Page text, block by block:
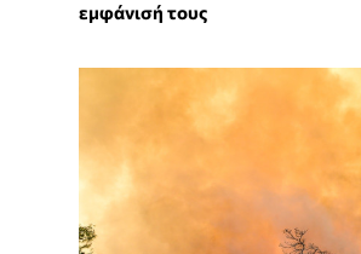
εμφάνισή τους